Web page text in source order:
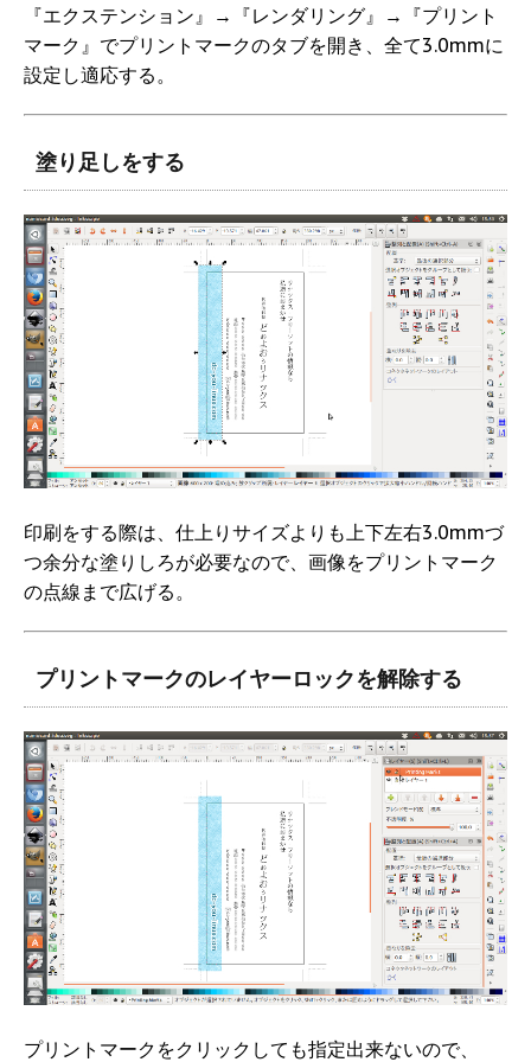
『エクステンション』→『レンダリング』→『プリント
マーク』でプリントマークのタブを開き、全て3.0mmに
設定し適応する。
塗り足しをする
印刷をする際は、仕上りサイズよりも上下左右3.0mmづ
つ余分な塗りしろが必要なので、画像をプリントマーク
の点線まで広げる。
プリントマークのレイヤーロックを解除する
プリントマークをクリックしても指定出来ないので、